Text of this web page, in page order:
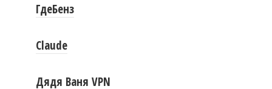
ГдеБенз
Claude
Дядя Ваня VPN